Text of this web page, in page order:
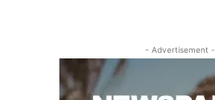
- Advertisement -